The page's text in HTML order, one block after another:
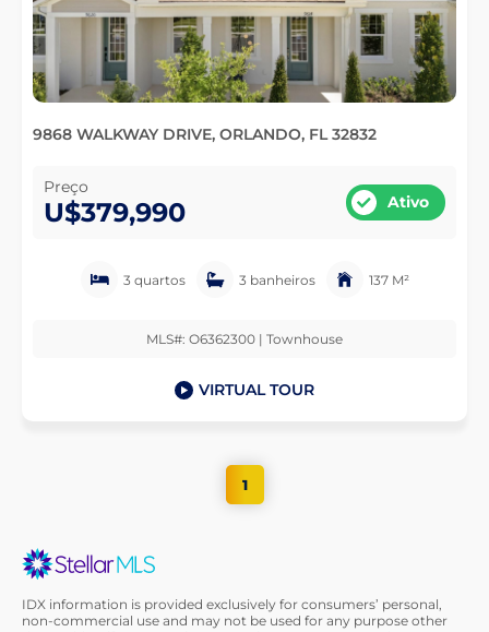
9868 WALKWAY DRIVE, ORLANDO, FL 32832
Preço
U$379,990 Ativo
3 quartos 3 banheiros 137 M²
MLS#: O6362300 | Townhouse
VIRTUAL TOUR
1
IDX information is provided exclusively for consumers’ personal,
non-commercial use and may not be used for any purpose other